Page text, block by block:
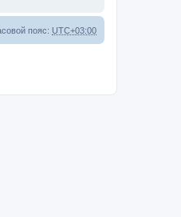
пояс: UTC+03:00